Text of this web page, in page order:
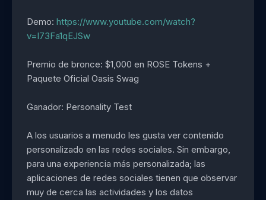
Demo: https://www.youtube.com/watch?
v=l73Fa1qEJSw
Premio de bronce: $1,000 en ROSE Tokens +
Paquete Oficial Oasis Swag
Ganador: Personality Test
A los usuarios a menudo les gusta ver contenido
personalizado en las redes sociales. Sin embargo,
para una experiencia más personalizada; las
aplicaciones de redes sociales tienen que observar
muy de cerca las actividades y los datos